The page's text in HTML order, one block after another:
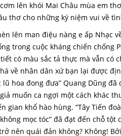
lên khói Mai Châu mùa em
thơ cho những ký niệm vui về
lên man điệu nàng e ấp Nhạc
trong cuộc kháng chiến chống
có màu sắc tả thực mà vẫn có
về nhân dân xứ bạn lại được
hoa đong đưa” Quang Dũng đã
muốn ca ngợi một cách khác
gian khổ hào hùng. “Tây Tiến
mọc tóc” đã đạt đến chỗ tột
nên quái đản không? Không!